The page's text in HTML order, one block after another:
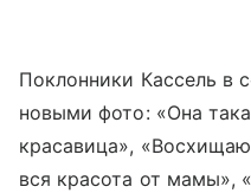
Поклонники Кассель в
новыми фото: «Она
красавица»,
вся красота от мамы»,